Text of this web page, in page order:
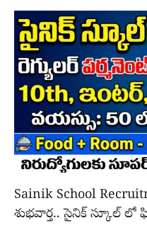
Sainik School
శుభవార్త.. సైనిక్ స్కూల్ లో